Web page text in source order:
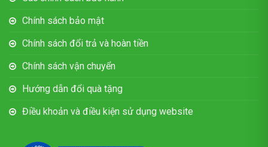
Chính sách bảo mật
Chính sách đổi trả và hoàn tiền
Chính sách vận chuyển
Hướng dẫn đổi quà tặng
Điều khoản và điều kiện sử dụng website